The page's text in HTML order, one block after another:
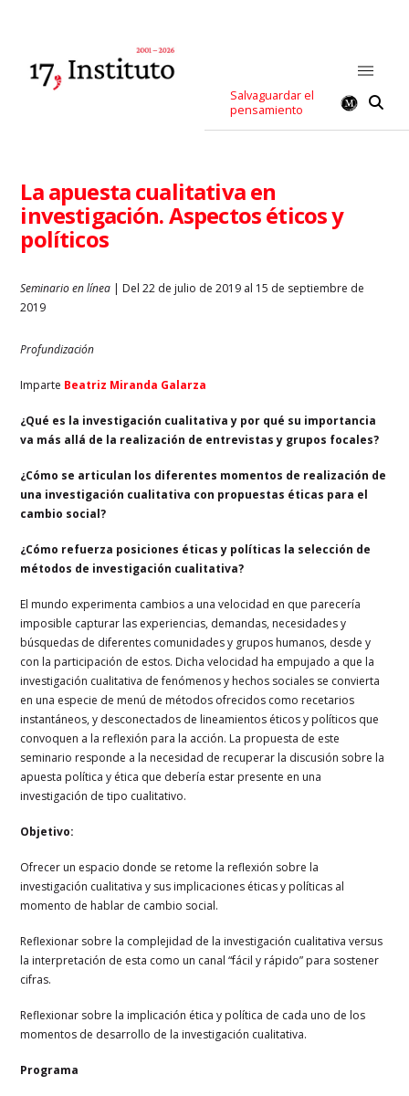
Salvaguardar el
pensamiento
La apuesta cualitativa en
investigación. Aspectos éticos y
políticos
Seminario en línea | Del 22 de julio de 2019 al 15 de septiembre de
2019
Profundización
Imparte Beatriz Miranda Galarza
¿Qué es la investigación cualitativa y por qué su importancia
va más allá de la realización de entrevistas y grupos focales?
¿Cómo se articulan los diferentes momentos de realización de
una investigación cualitativa con propuestas éticas para el
cambio social?
¿Cómo refuerza posiciones éticas y políticas la selección de
métodos de investigación cualitativa?
El mundo experimenta cambios a una velocidad en que parecería
imposible capturar las experiencias, demandas, necesidades y
búsquedas de diferentes comunidades y grupos humanos, desde y
con la participación de estos. Dicha velocidad ha empujado a que la
investigación cualitativa de fenómenos y hechos sociales se convierta
en una especie de menú de métodos ofrecidos como recetarios
instantáneos, y desconectados de lineamientos éticos y políticos que
convoquen a la reflexión para la acción. La propuesta de este
seminario responde a la necesidad de recuperar la discusión sobre la
apuesta política y ética que debería estar presente en una
investigación de tipo cualitativo.
Objetivo:
Ofrecer un espacio donde se retome la reflexión sobre la
investigación cualitativa y sus implicaciones éticas y políticas al
momento de hablar de cambio social.
Reflexionar sobre la complejidad de la investigación cualitativa versus
la interpretación de esta como un canal “fácil y rápido” para sostener
cifras.
Reflexionar sobre la implicación ética y política de cada uno de los
momentos de desarrollo de la investigación cualitativa.
Programa